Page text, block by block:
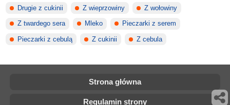
Drugie z cukinii Z wieprzowiny Z wołowiny
Z twardego sera Mleko Pieczarki z serem
Pieczarki z cebulą Z cukinii Z cebula
Strona główna
Regulamin strony